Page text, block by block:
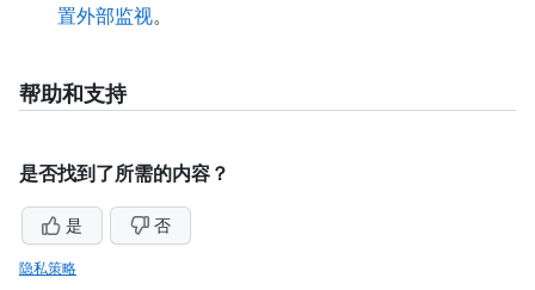
置外部监视。
帮助和支持
是否找到了所需的内容？
是 否
隐私策略